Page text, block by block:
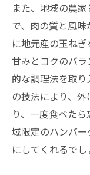
地元農
川口市
力
季節ご
ランチ
生産者
ハンバ
ランチタイ
また、地域の農
で、肉の質と風
に地元産の玉ねぎ
甘みとコクのバ
的な調理法を取
の技法により、
り、一度食べた
域限定のハンバ
にしてくれるでし